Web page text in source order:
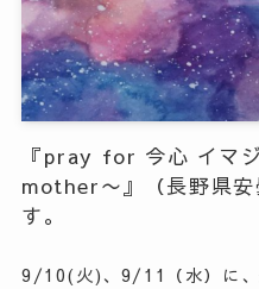
『pray for 今心 イマ
mother〜』（長野県安
す。
9/10(火)、9/11（水）に、